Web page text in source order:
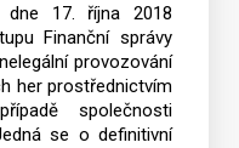
dne 17. října 2018
Finanční správy
provozování
her prostřednictvím
společnosti
se o definitivní